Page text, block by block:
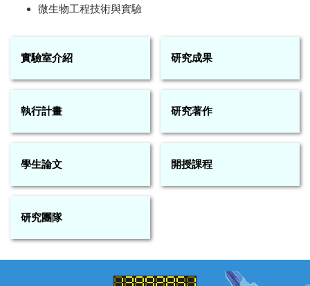
微生物工程技術與實驗
實驗室介紹 研究成果
執行計畫 研究著作
學生論文 開授課程
研究團隊